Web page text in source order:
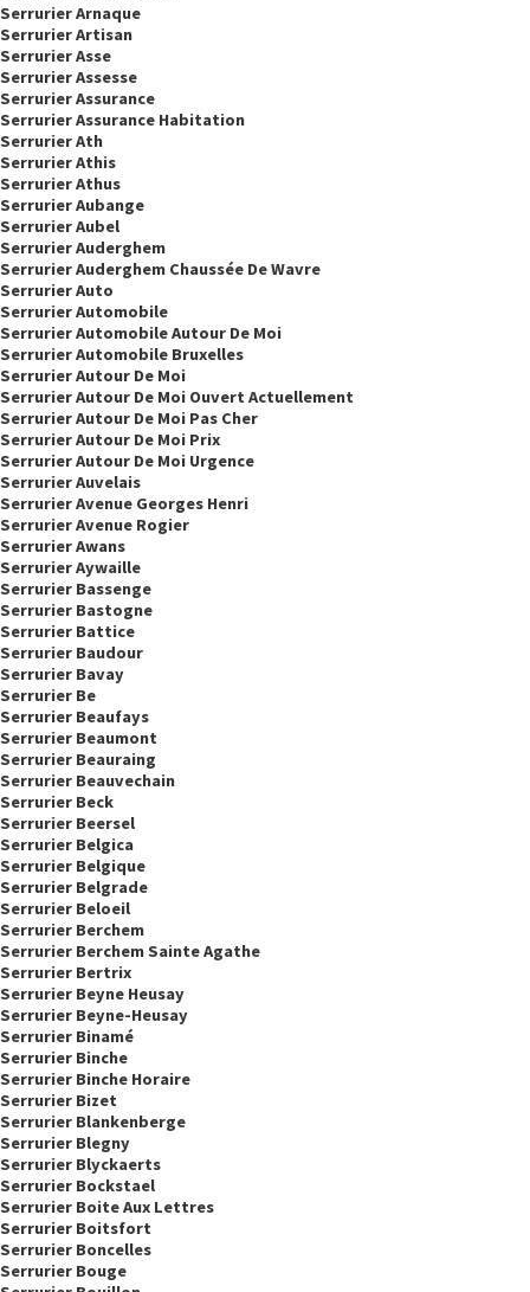
Serrurier Arnaque
Serrurier Artisan
Serrurier Asse
Serrurier Assesse
Serrurier Assurance
Serrurier Assurance Habitation
Serrurier Ath
Serrurier Athis
Serrurier Athus
Serrurier Aubange
Serrurier Aubel
Serrurier Auderghem
Serrurier Auderghem Chaussée De Wavre
Serrurier Auto
Serrurier Automobile
Serrurier Automobile Autour De Moi
Serrurier Automobile Bruxelles
Serrurier Autour De Moi
Serrurier Autour De Moi Ouvert Actuellement
Serrurier Autour De Moi Pas Cher
Serrurier Autour De Moi Prix
Serrurier Autour De Moi Urgence
Serrurier Auvelais
Serrurier Avenue Georges Henri
Serrurier Avenue Rogier
Serrurier Awans
Serrurier Aywaille
Serrurier Bassenge
Serrurier Bastogne
Serrurier Battice
Serrurier Baudour
Serrurier Bavay
Serrurier Be
Serrurier Beaufays
Serrurier Beaumont
Serrurier Beauraing
Serrurier Beauvechain
Serrurier Beck
Serrurier Beersel
Serrurier Belgica
Serrurier Belgique
Serrurier Belgrade
Serrurier Beloeil
Serrurier Berchem
Serrurier Berchem Sainte Agathe
Serrurier Bertrix
Serrurier Beyne Heusay
Serrurier Beyne-Heusay
Serrurier Binamé
Serrurier Binche
Serrurier Binche Horaire
Serrurier Bizet
Serrurier Blankenberge
Serrurier Blegny
Serrurier Blyckaerts
Serrurier Bockstael
Serrurier Boite Aux Lettres
Serrurier Boitsfort
Serrurier Boncelles
Serrurier Bouge